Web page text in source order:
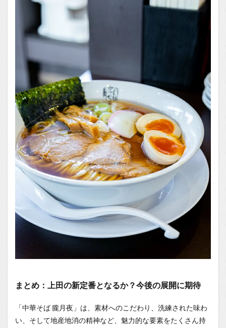
まとめ：上田の新定番となるか？今後の展開に期待
「中華そば 朧月夜」は、素材へのこだわり、洗練された味わ
い、そして地産地消の精神など、魅力的な要素をたくさん持